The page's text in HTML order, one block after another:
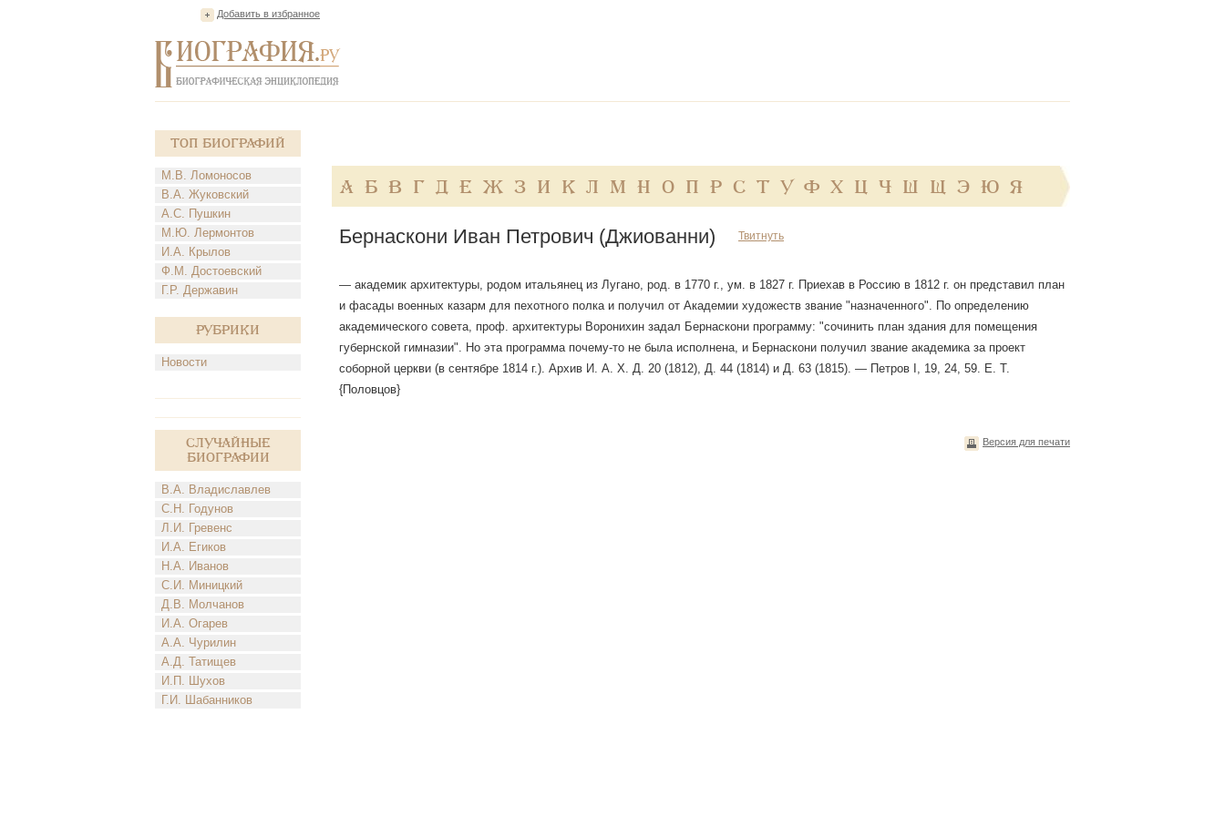
Добавить в избранное
Топ Биографий
М.В. Ломоносов
В.А. Жуковский
А.С. Пушкин
М.Ю. Лермонтов
И.А. Крылов
Ф.М. Достоевский
Г.Р. Державин
Рубрики
Новости
Случайные
биографии
В.А. Владиславлев
С.Н. Годунов
Л.И. Гревенс
И.А. Егиков
Н.А. Иванов
С.И. Миницкий
Д.В. Молчанов
И.А. Огарев
А.А. Чурилин
А.Д. Татищев
И.П. Шухов
Г.И. Шабанников
А Б В Г Д Е Ж З И К Л М Н О П Р С Т У Ф Х Ц Ч Ш Щ Э Ю Я
Бернаскони Иван Петрович (Джиованни) Твитнуть
— академик архитектуры, родом итальянец из Лугано, род. в 1770 г., ум. в 1827 г. Приехав в Россию в 1812 г. он представил план
и фасады военных казарм для пехотного полка и получил от Академии художеств звание "назначенного". По определению
академического совета, проф. архитектуры Воронихин задал Бернаскони программу: "сочинить план здания для помещения
губернской гимназии". Но эта программа почему-то не была исполнена, и Бернаскони получил звание академика за проект
соборной церкви (в сентябре 1814 г.). Архив И. А. X. Д. 20 (1812), Д. 44 (1814) и Д. 63 (1815). — Петров I, 19, 24, 59. Е. Т.
{Половцов}
Версия для печати